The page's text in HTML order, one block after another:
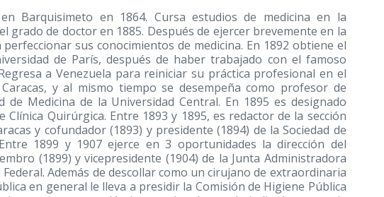
Barquisimeto en 1864. Cursa estudios de medicina en la
grado de doctor en 1885. Después de ejercer brevemente en la
sus conocimientos de medicina. En 1892 obtiene el
de París, después de haber trabajado con el famoso
a Venezuela para reiniciar su práctica profesional en el
y al mismo tiempo se desempeña como profesor de
de Medicina de la Universidad Central. En 1895 es designado
Quirúrgica. Entre 1893 y 1895, es redactor de la sección
y cofundador(1893) y presidente(1894) de la Sociedad de
1899 y 1907 ejerce en 3 oportunidades la dirección del
(1899) y vicepresidente (1904) de la Junta Administradora
Además de descollar como un cirujano de extraordinaria
en general le lleva a presidir la Comisión de Higiene Pública